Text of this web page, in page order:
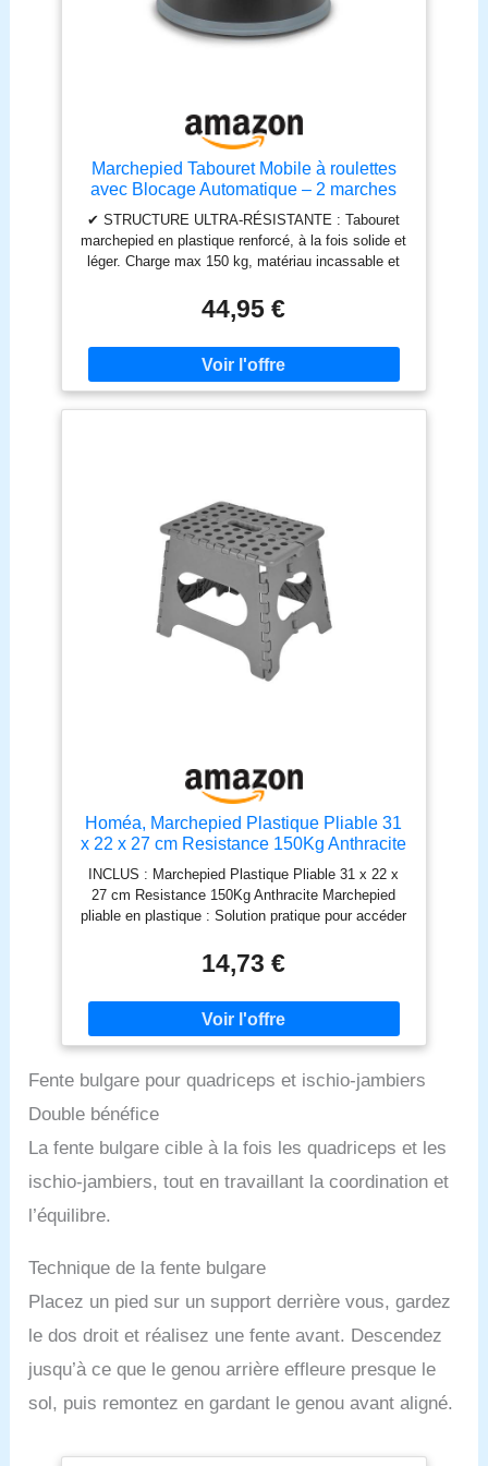
pour que vous puissiez vous déplacer en hauteur en
toute sécurité
Marchepied Tabouret Mobile à roulettes
avec Blocage Automatique – 2 marches
antidérapantes Hauteur 43 cm, Plastique
renforcé incassable, Charge 150 kg, Noir
Certifié TUV - GS
✔ STRUCTURE ULTRA-RÉSISTANTE : Tabouret
marchepied en plastique renforcé, à la fois solide et
léger. Charge max 150 kg, matériau incassable et
domestique ✔ UTILISATION SÉCURISÉE : Se
bloque automatiquement dès 5 kg de charge grâce
à ses roulettes sur ressorts et son caoutchouc
antidérapant – stabilité immédiate pour travailler en
hauteur en toute sécurité ✔ ANTIDÉRAPANT :
Plateformes supérieure et intermédiaire striées et
bibliothèques, entrepôts ✔ SÉCURITÉ CERTIFIÉE
: Conforme TÜV/GS – qualité et sécurité testées.
Anneau en caoutchouc périphérique pour protéger
murs et meubles contre les chocs. Garantie 3 ans
44,95 €
Homéa, Marchepied Plastique Pliable 31
x 22 x 27 cm Resistance 150Kg Anthracite
INCLUS : Marchepied Plastique Pliable 31 x 22 x
27 cm Resistance 150Kg Anthracite Marchepied
pliable en plastique : Solution pratique pour accéder
rangement compact Robuste et sécurisé : Fabriqué
en plastique durable, capable de supporter le poids
d'un adulte en toute sécurité Polyvalent : Idéal pour
une utilisation dans la cuisine, la salle de bain, le
garage ou toute autre pièce nécessitant un accès
rangement peu encombrant sous un meuble ou
14,73 €
Fente bulgare pour quadriceps et ischio-jambiers
Double bénéfice
La fente bulgare cible à la fois les quadriceps et les
ischio-jambiers, tout en travaillant la coordination et
l’équilibre.
Technique de la fente bulgare
Placez un pied sur un support derrière vous, gardez
le dos droit et réalisez une fente avant. Descendez
jusqu’à ce que le genou arrière effleure presque le
sol, puis remontez en gardant le genou avant aligné.